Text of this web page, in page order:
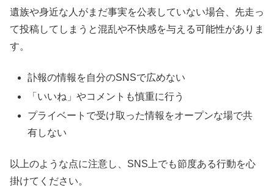
遺族や身近な人がまだ事実を公表していない場合、先走っ
て投稿してしまうと混乱や不快感を与える可能性がありま
す。
訃報の情報を自分のSNSで広めない
「いいね」やコメントも慎重に行う
プライベートで受け取った情報をオープンな場で共
有しない
以上のような点に注意し、SNS上でも節度ある行動を心
掛けてください。